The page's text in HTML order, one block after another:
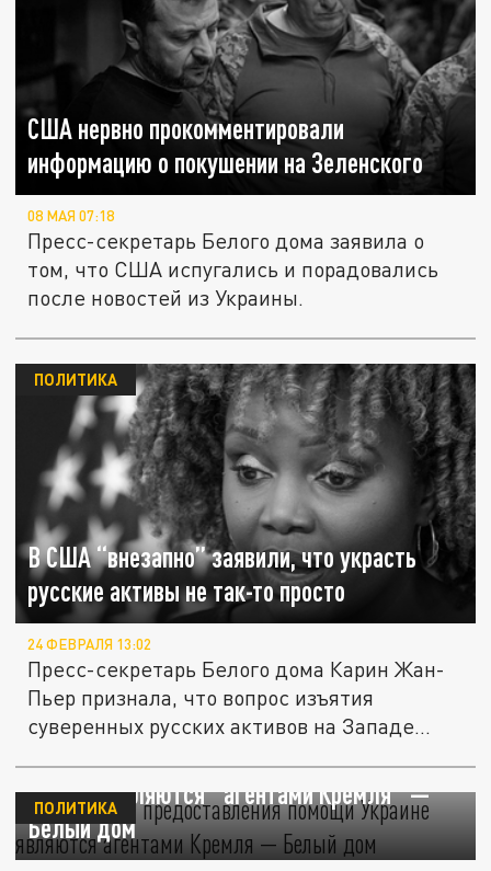
США нервно прокомментировали
информацию о покушении на Зеленского
08 МАЯ 07:18
Пресс-секретарь Белого дома заявила о
том, что США испугались и порадовались
после новостей из Украины.
В США “внезапно” заявили, что украсть
русские активы не так-то просто
ПОЛИТИКА
24 ФЕВРАЛЯ 13:02
Пресс-секретарь Белого дома Карин Жан-
Пьер признала, что вопрос изъятия
суверенных русских активов на Западе...
Противники предоставления помощи
Украине являются "агентами Кремля" —
Белый дом
ПОЛИТИКА